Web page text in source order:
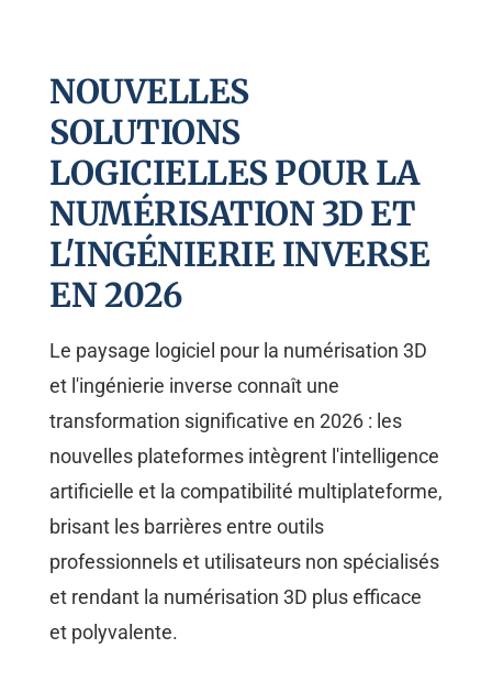
NOUVELLES
SOLUTIONS
LOGICIELLES POUR LA
NUMÉRISATION 3D ET
L'INGÉNIERIE INVERSE
EN 2026
Le paysage logiciel pour la numérisation 3D
et l'ingénierie inverse connaît une
transformation significative en 2026 : les
nouvelles plateformes intègrent l'intelligence
artificielle et la compatibilité multiplateforme,
brisant les barrières entre outils
professionnels et utilisateurs non spécialisés
et rendant la numérisation 3D plus efficace
et polyvalente.